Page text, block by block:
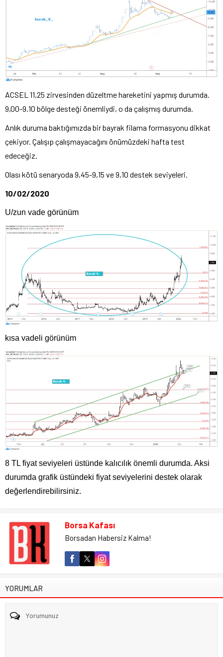
ACSEL 11,25 zirvesinden düzeltme hareketini yapmış durumda.
9,00-9.10 bölge desteği önemliydi, o da çalışmış durumda.
Anlık duruma baktığımızda bir bayrak filama formasyonu dikkat
çekiyor. Çalışıp çalışmayacağını önümüzdeki hafta test
edeceğiz.
Olası kötü senaryoda 9,45-9,15 ve 9,10 destek seviyeleri.
10/02/2020
U/zun vade görünüm
kısa vadeli görünüm
8 TL fiyat seviyeleri üstünde kalıcılık önemli durumda. Aksi
durumda grafik üstündeki fiyat seviyelerini destek olarak
değerlendirebilirsiniz.
Borsa Kafası
Borsadan Habersiz Kalma!
YORUMLAR